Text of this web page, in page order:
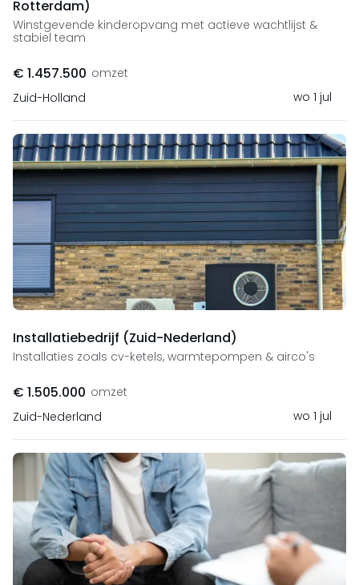
Rotterdam)
Winstgevende kinderopvang met actieve wachtlijst &
stabiel team
€ 1.457.500 omzet
Zuid-Holland
wo 1 jul
Installatiebedrijf (Zuid-Nederland)
Installaties zoals cv-ketels, warmtepompen & airco's
€ 1.505.000 omzet
Zuid-Nederland
wo 1 jul